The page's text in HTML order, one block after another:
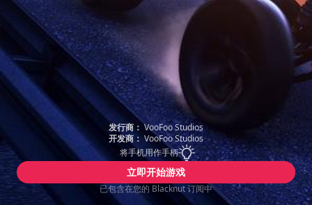
发行商： VooFoo Studios
开发商：VooFoo Studios
将手机用作手柄
立即开始游戏
已包含在您的 Blacknut 订阅中